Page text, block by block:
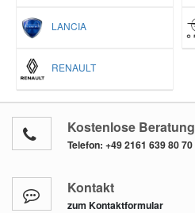
LANCIA
RENAULT
Kostenlose Beratung
Telefon: +49 2161 639 80 70
Kontakt
zum Kontaktformular